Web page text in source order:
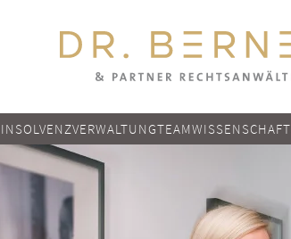
INSOLVENZVERWALTUNGTEAMWISSENSCHAFT